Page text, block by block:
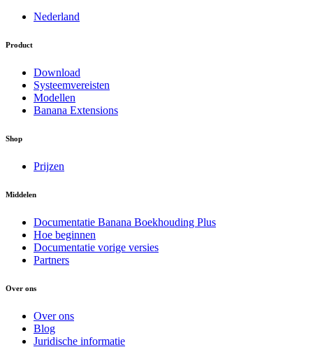
Nederland
Product
Download
Systeemvereisten
Modellen
Banana Extensions
Shop
Prijzen
Middelen
Documentatie Banana Boekhouding Plus
Hoe beginnen
Documentatie vorige versies
Partners
Over ons
Over ons
Blog
Juridische informatie